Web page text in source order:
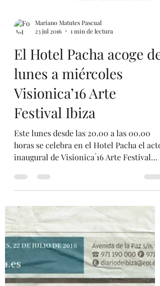
Mariano Matutes Pascual
23 jul 2016
1 min de lectura
El Hotel Pacha acoge de
lunes a miércoles
Visionica’16 Arte
Festival Ibiza
Este lunes desde las 20.00 a las 00.00
horas se celebra en el Hotel Pacha el acto
inaugural de Visionica ́16 Arte Festival
Ibiza. Un acto...